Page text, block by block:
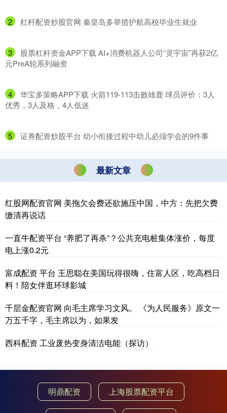
2 ​杠杆配资炒股官网 秦皇岛多举措护航高校毕业生就业
3
​股票杠杆资金APP下载 AI+消费机器人公司“灵宇宙”再获2亿
元PreA轮系列融资
4
​华宝多策略APP下载 火箭119-113击败雄鹿 球员评价：3人
优秀，3人及格，4人低迷
5 ​证券配资炒股平台 幼小衔接过程中幼儿必须学会的9件事
最新文章
红股网配资官网 美拖欠会费还欲施压中国，中方：先把欠费
缴清再说话
一直牛配资平台 “养肥了再杀”？公共充电桩集体涨价，每度
电上涨0.2元
富成配资 平台 王思聪在美国玩得很嗨，住富人区，吃高档日
料！陪女伴逛环球影城
千层金配资官网 向毛主席学习文风。 《为人民服务》原文一
万五千字，毛主席以为，如果发
西科配资 工业废热变身清洁电能（探访）
明鼎配资 上海股票配资平台